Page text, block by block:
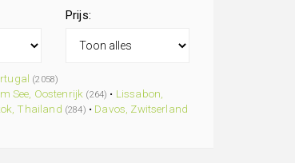
Prijs:
(2058)
See, Oostenrijk (264) • Lissabon,
Thailand (284) • Davos, Zwitserland